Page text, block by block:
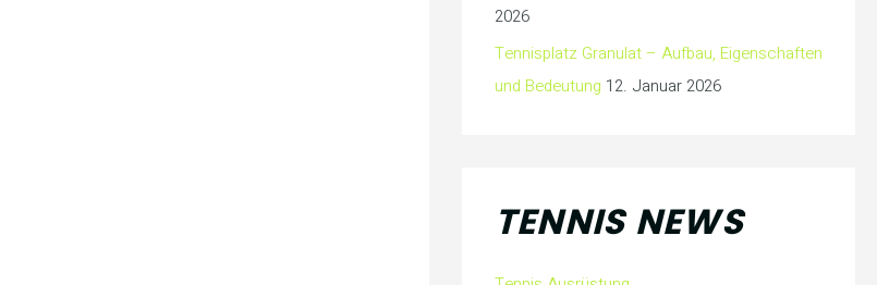
2026
Tennisplatz Granulat – Aufbau, Eigenschaften
und Bedeutung 12. Januar 2026
TENNIS NEWS